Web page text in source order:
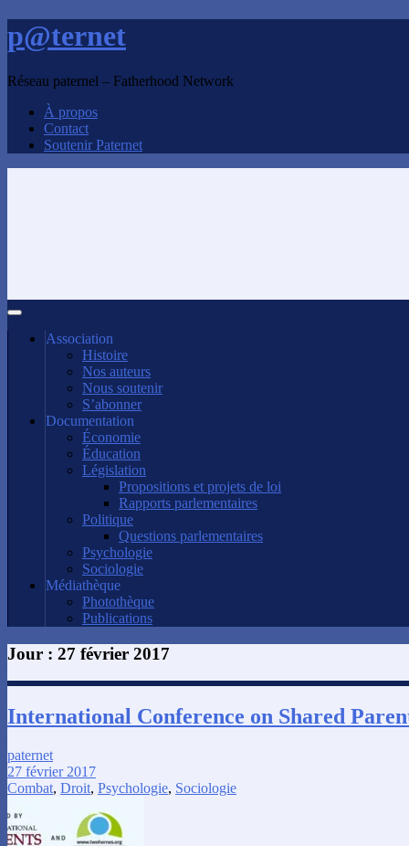
p@ternet
Réseau paternel – Fatherhood Network
À propos
Contact
Soutenir Paternet
Association
Histoire
Nos auteurs
Nous soutenir
S’abonner
Documentation
Économie
Éducation
Législation
Propositions et projets de loi
Rapports parlementaires
Politique
Questions parlementaires
Psychologie
Sociologie
Médiathèque
Photothèque
Publications
Jour : 27 février 2017
International Conference on Shared
paternet
27 février 2017
Combat, Droit, Psychologie, Sociologie